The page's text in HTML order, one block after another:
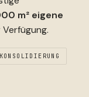
m² eigene
KONSOLIDIERUNG